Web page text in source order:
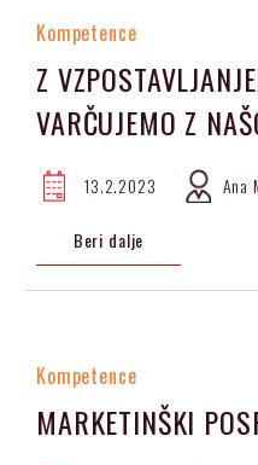
Kompetence
Z
VARČUJEMO Z
13.2.2023 Ana
Beri dalje
Kompetence
MARKETINŠKI